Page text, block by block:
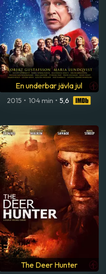
En underbar jävla jul
2015 • 104 min • 5,6
The Deer Hunter